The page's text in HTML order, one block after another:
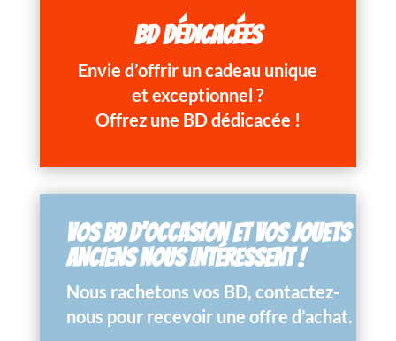
BD DÉDICACÉES
Envie d’offrir un cadeau unique
et exceptionnel ?
Offrez une BD dédicacée !
VOS BD D’OCCASION ET VOS JOUETS
ANCIENS NOUS INTÉRESSENT !
Nous rachetons vos BD, contactez-
nous pour recevoir une offre d’achat.